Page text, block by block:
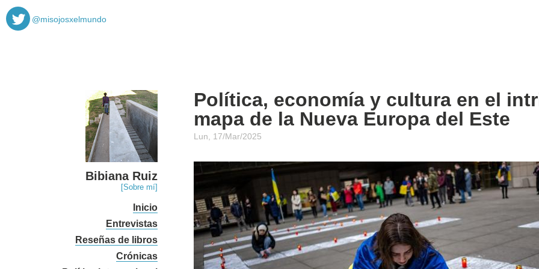
@misojosxelmundo
Bibiana Ruiz
[Sobre mí]
Inicio
Entrevistas
Reseñas de libros
Crónicas
Política, economía y cultura en el
mapa de la Nueva Europa del Este
Lun, 17/Mar/2025